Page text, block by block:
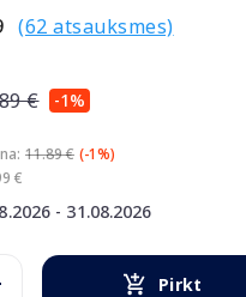
(62 atsauksmes)
€ -1%
11.89 € (-1%)
€
- 31.08.2026
Pirkt